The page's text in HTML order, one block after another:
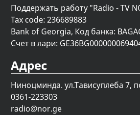
Поддержать работу "Radio - TV
Tax code: 236689883
Bank of Georgia, Код банка:
Счет в лари:
Адрес
Ниноцминда. ул.Тависуплеба 7,
0361-223303
radio@nor.ge